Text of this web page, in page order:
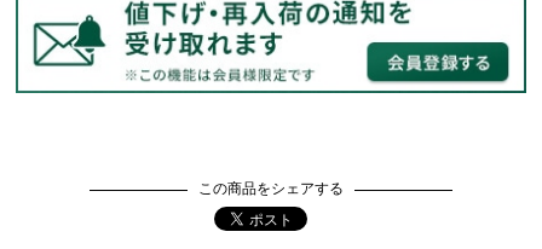
この商品をシェアする